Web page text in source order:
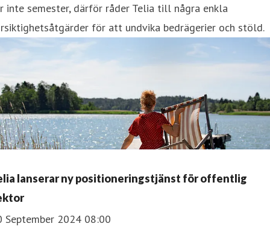
inte semester, därför råder Telia till några enkla
för att undvika bedrägerier och stöld.
lanserar ny positioneringstjänst för offentlig
September 2024 08:00